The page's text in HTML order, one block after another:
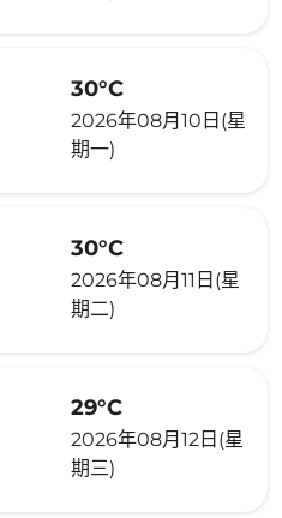
30°C
2026年08月10日(星
期一)
30°C
2026年08月11日(星
期二)
29°C
2026年08月12日(星
期三)